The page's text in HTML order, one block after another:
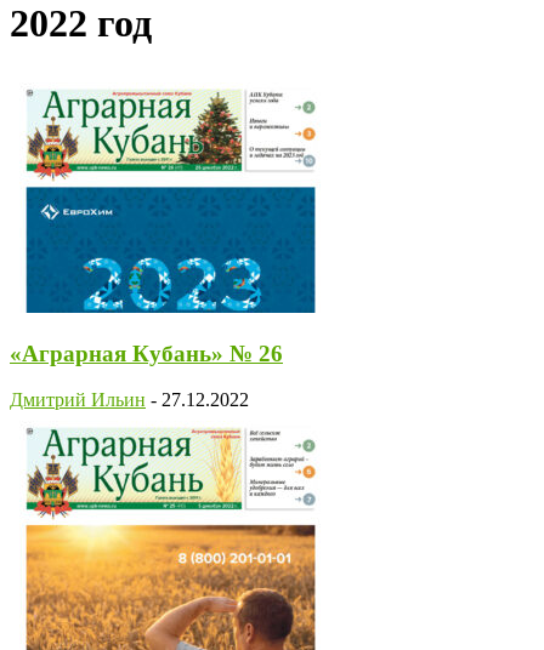
2022 год
«Аграрная Кубань» № 26
Дмитрий Ильин - 27.12.2022